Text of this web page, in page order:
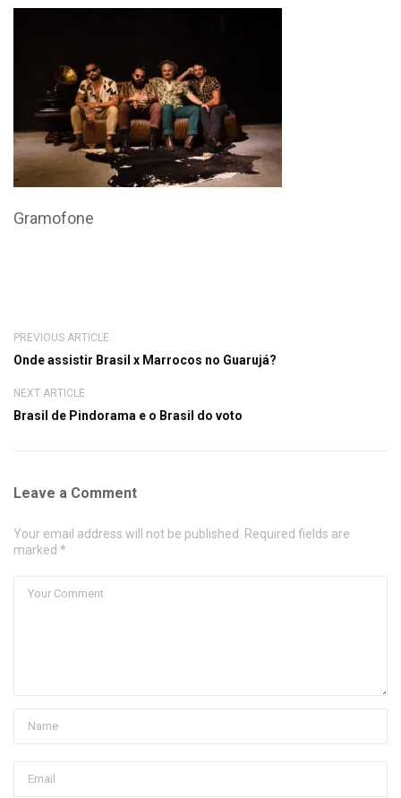
Gramofone
PREVIOUS ARTICLE
Onde assistir Brasil x Marrocos no Guarujá?
NEXT ARTICLE
Brasil de Pindorama e o Brasil do voto
Leave a Comment
Your email address will not be published. Required fields are
marked *